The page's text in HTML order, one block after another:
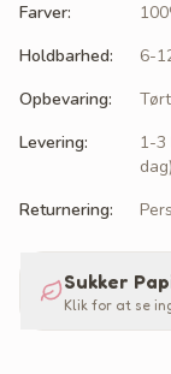
Farver:
Holdbarhed:
6-
Opbevaring:
Levering:
1-3
dag)
Returnering:
Sukker
Klik for at se